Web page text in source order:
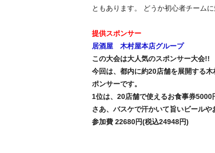
ともあります。 どうか初心者チーム
提供スポンサー
居酒屋 木村屋本店グループ
この大会は大人気のスポンサー大会!!
今回は、都内に約20店舗を展開する
ポンサーです。
1位は、20店舗で使えるお食事券5000
さあ、バスケで汗かいて旨いビール
参加費 22680円(税込24948円)